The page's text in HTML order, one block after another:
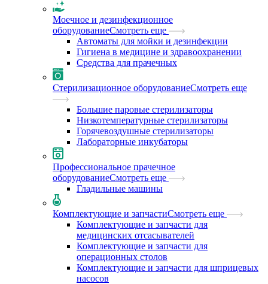
Моечное и дезинфекционное
оборудованиеСмотреть еще
Автоматы для мойки и дезинфекции
Гигиена в медицине и здравоохранении
Средства для прачечных
Стерилизационное оборудованиеСмотреть еще
Большие паровые стерилизаторы
Низкотемпературные стерилизаторы
Горячевоздушные стерилизаторы
Лабораторные инкубаторы
Профессиональное прачечное
оборудованиеСмотреть еще
Гладильные машины
Комплектующие и запчастиСмотреть еще
Комплектующие и запчасти для
медицинских отсасывателей
Комплектующие и запчасти для
операционных столов
Комплектующие и запчасти для шприцевых
насосов